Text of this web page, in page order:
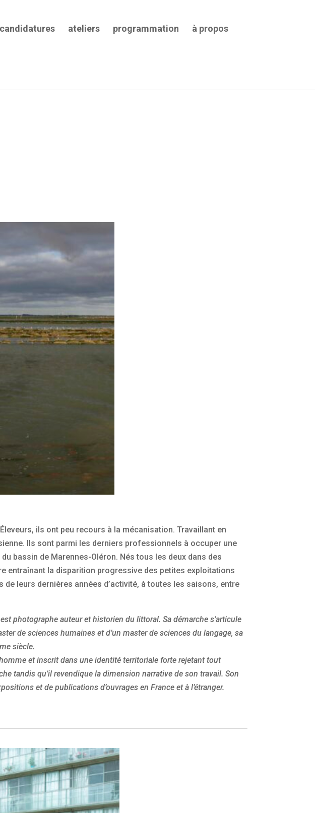
ateliers programmation à propos
ils ont peu recours à la mécanisation. Travaillant en
Ils sont parmi les derniers professionnels à occuper une
bassin de Marennes-Oléron. Nés tous les deux dans des
entraînant la disparition progressive des petites exploitations
leurs dernières années d’activité, à toutes les saisons, entre
photographe auteur et historien du littoral. Sa démarche s’articule
de sciences humaines et d’un master de sciences du langage, sa
siècle.
et inscrit dans une identité territoriale forte rejetant tout
tandis qu’il revendique la dimension narrative de son travail. Son
et de publications d’ouvrages en France et à l’étranger.